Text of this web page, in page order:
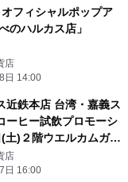
オフィシャルポップア
のハルカス店」
店
日 14:00
近鉄本店 台湾・嘉義ス
ーヒー試飲プロモーシ
土)２階ウエルカムガレ
店
日 16:00